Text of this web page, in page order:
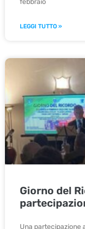
febbraio
LEGGI TUTTO »
Giorno del
Una partecipazione